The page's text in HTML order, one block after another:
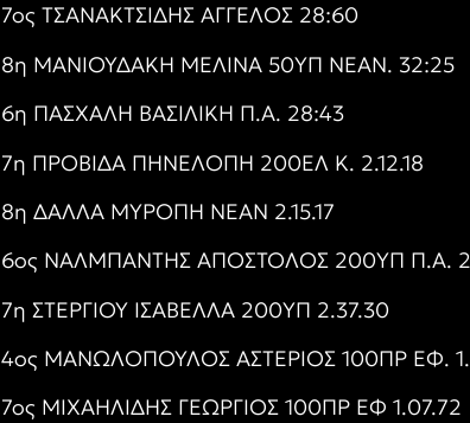
7ος ΤΣΑΝΑΚΤΣΙΔΗΣ ΆΓΓΕΛΟΣ 28:60
8η ΜΑΝΙΟΥΔΑΚΗ ΜΕΛΙΝΑ 50ΥΠ ΝΕΑΝ. 32:25
6η ΠΑΣΧΑΛΗ ΒΑΣΙΛΙΚΗ Π.Α. 28:43
7η ΠΡΟΒΙΔΑ ΠΗΝΕΛΟΠΗ 200ΕΛ Κ. 2.12.18
8η ΔΑΛΛΑ ΜΥΡΟΠΗ ΝΕΑΝ 2.15.17
6ος ΝΑΛΜΠΑΝΤΗΣ ΑΠΟΣΤΟΛΟΣ 200ΥΠ Π.Α.
7η ΣΤΕΡΓΙΟΥ ΙΣΑΒΕΛΛΑ 200ΥΠ 2.37.30
4ος ΜΑΝΩΛΟΠΟΥΛΟΣ ΑΣΤΕΡΙΟΣ 100ΠΡ ΕΦ.
7ος ΜΙΧΑΗΛΙΔΗΣ ΓΕΏΡΓΙΟΣ 100ΠΡ ΕΦ 1.07.72